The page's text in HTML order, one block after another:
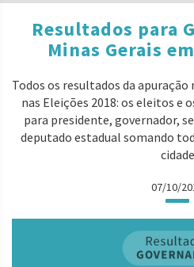
Resultados para
Minas Gerais
Todos os resultados da apuração
nas Eleições 2018: os eleitos e
para presidente, governador,
deputado estadual somando
cidade
07/10/